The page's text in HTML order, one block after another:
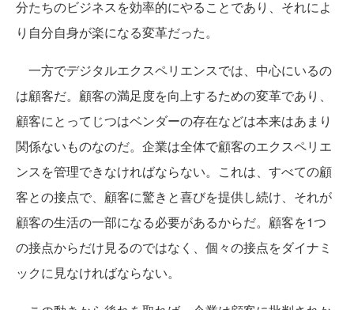
分たちのビジネスを効率的にやることであり、それによ
り自分自身が楽になる変革だった。
一方でデジタルエクスペリエンスでは、中心にいるの
は顧客だ。顧客の満足度を向上するための変革であり、
顧客にとってじつはベンダーの存在などは本来はあまり
関係ないものなのだ。企業は全体で顧客のエクスペリエ
ンスを管理できなければならない。これは、すべての顧
客との接点で、顧客に驚きと喜びを提供し続け、それが
顧客の生活の一部になる必要があるからだ。顧客を1つ
の接点からだけ見るのではなく、個々の接点をダイナミ
ックに見なければならない。